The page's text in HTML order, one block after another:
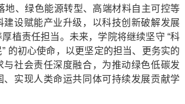
地、绿色能源转型、高端材料自主可控等
建设赋能产业升级，以科技创新破解发展
植责任担当。未来，学院将继续坚守 “科
的初心使命，以更坚定的担当、更务实的
与社会责任深度融合，为推动绿色低碳发
、实现人类命运共同体可持续发展贡献学